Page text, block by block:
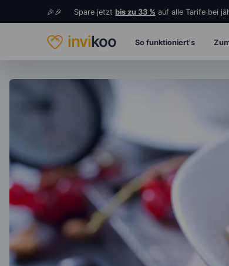
🎉🎉 Spare jetzt bis zu 33 % auf alle Tarife bei
invikoo So funktioniert's